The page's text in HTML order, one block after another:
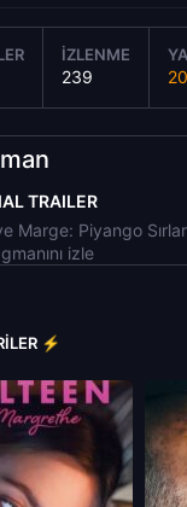
İZLENME
239
TRAILER
Marge: Piyango
izle
⚡